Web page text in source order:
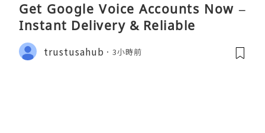
Get Google Voice Accounts Now –
Instant Delivery & Reliable
trustusahub 3小時前